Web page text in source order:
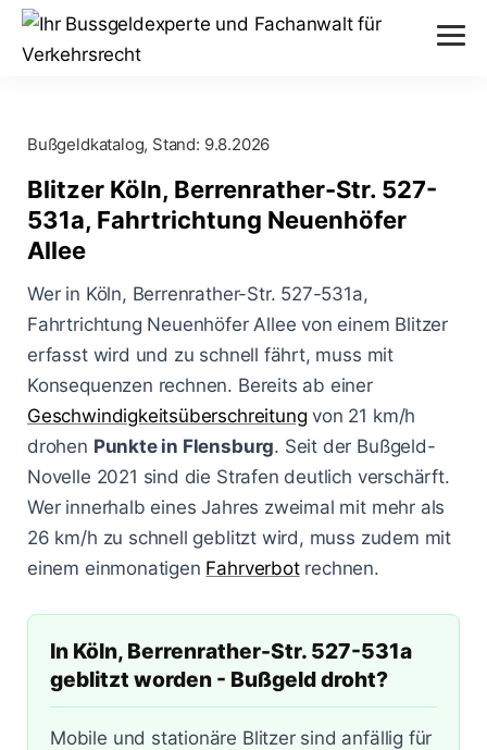
Abstand nicht eingehalten
Geschwindigkeitsüberschreitung
Handy am Steuer
Rote Ampel überfahren
Anhörung im Bußgeldverfahren
Fahrerflucht
Fahrverbot
Illegale Autorennen
Online-Anhörung
Punkte in Flensburg
Zeugenfragebogen
Paragraphen
§ 24 StVG
§ 25 StVG
§ 28 StVG
§ 49 StVO
§ 315 StGB
§ 55 OWiG
§ 67 OWiG
Messverfahren
ESO ES 8.0
PoliScan Speed
TraffiStar S350
Lasermessungen
Blog
Kampf gegen Raser
Verkehrsunfälle
Änderungen 2025
Blitzer
Aachen - Krefelder Str.
A3 - Solingen
Berlin - Schönhauser Allee
Hamburg - Behringstraße
Zum Bußgeldcheck
Bußgeldkatalog, Stand: 9.8.2026
Blitzer Köln, Berrenrather-Str. 527-
531a, Fahrtrichtung Neuenhöfer
Allee
Wer in Köln, Berrenrather-Str. 527-531a,
Fahrtrichtung Neuenhöfer Allee von einem Blitzer
erfasst wird und zu schnell fährt, muss mit
Konsequenzen rechnen. Bereits ab einer
Geschwindigkeitsüberschreitung von 21 km/h
drohen Punkte in Flensburg. Seit der Bußgeld-
Novelle 2021 sind die Strafen deutlich verschärft.
Wer innerhalb eines Jahres zweimal mit mehr als
26 km/h zu schnell geblitzt wird, muss zudem mit
einem einmonatigen Fahrverbotrechnen.
In Köln, Berrenrather-Str. 527-531a
geblitzt worden - Bußgeld droht?
Mobile und stationäre Blitzer sind anfällig für